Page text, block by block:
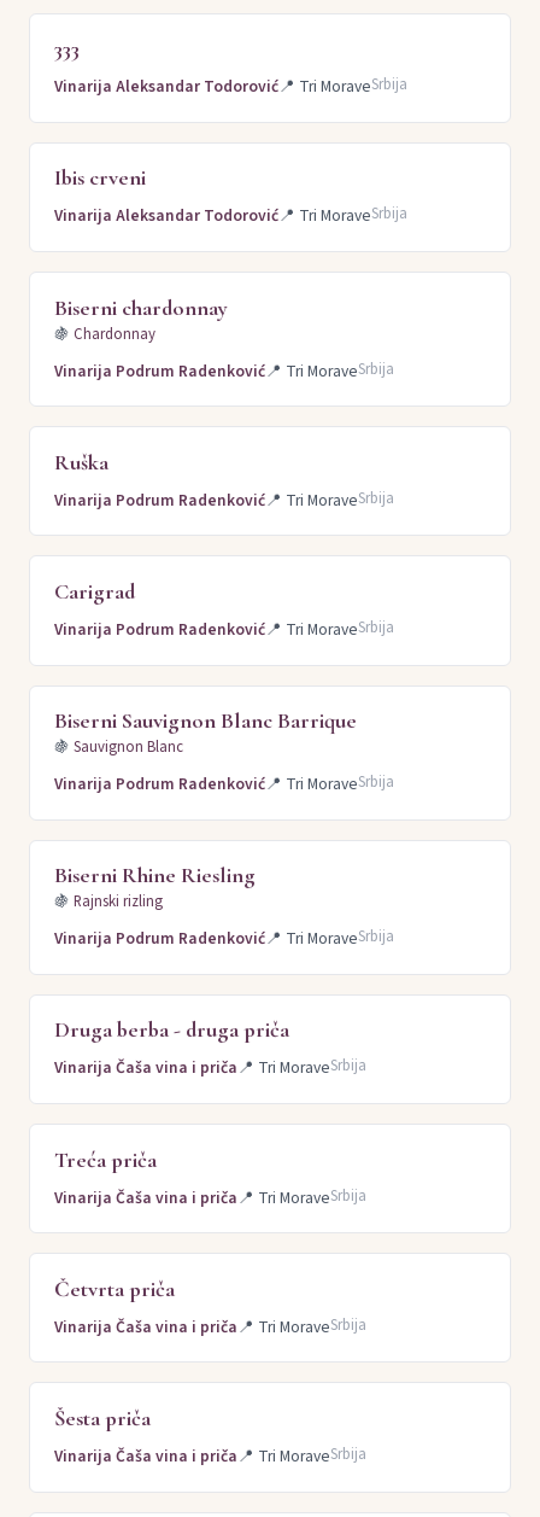
333
Vinarija Aleksandar Todorović📍 Tri MoraveSrbija
Ibis crveni
Vinarija Aleksandar Todorović📍 Tri MoraveSrbija
Biserni chardonnay
🍇 Chardonnay
Vinarija Podrum Radenković📍 Tri MoraveSrbija
Ruška
Vinarija Podrum Radenković📍 Tri MoraveSrbija
Carigrad
Vinarija Podrum Radenković📍 Tri MoraveSrbija
Biserni Sauvignon Blanc Barrique
🍇 Sauvignon Blanc
Vinarija Podrum Radenković📍 Tri MoraveSrbija
Biserni Rhine Riesling
🍇 Rajnski rizling
Vinarija Podrum Radenković📍 Tri MoraveSrbija
Druga berba - druga priča
Vinarija Čaša vina i priča📍 Tri MoraveSrbija
Treća priča
Vinarija Čaša vina i priča📍 Tri MoraveSrbija
Četvrta priča
Vinarija Čaša vina i priča📍 Tri MoraveSrbija
Šesta priča
Vinarija Čaša vina i priča📍 Tri MoraveSrbija